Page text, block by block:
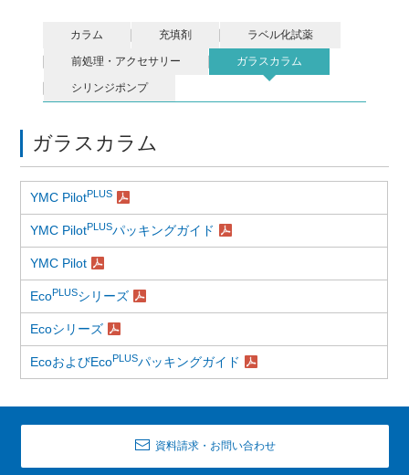
カラム 充填剤 ラベル化試薬
前処理・アクセサリー ガラスカラム
シリンジポンプ
ガラスカラム
YMC PilotPLUS
YMC PilotPLUSパッキングガイド
YMC Pilot
EcoPLUSシリーズ
Ecoシリーズ
EcoおよびEcoPLUSパッキングガイド
資料請求・お問い合わせ